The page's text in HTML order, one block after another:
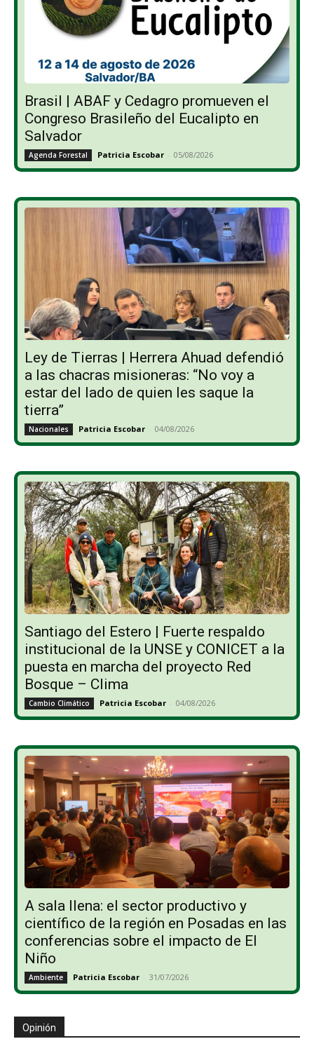
Brasil | ABAF y Cedagro promueven el
Congreso Brasileño del Eucalipto en
Salvador
Agenda Forestal Patricia Escobar - 05/08/2026
Ley de Tierras | Herrera Ahuad defendió
a las chacras misioneras: “No voy a
estar del lado de quien les saque la
tierra”
Nacionales Patricia Escobar - 04/08/2026
Santiago del Estero | Fuerte respaldo
institucional de la UNSE y CONICET a la
puesta en marcha del proyecto Red
Bosque – Clima
Cambio Climático Patricia Escobar - 04/08/2026
A sala llena: el sector productivo y
científico de la región en Posadas en las
conferencias sobre el impacto de El
Niño
Ambiente Patricia Escobar - 31/07/2026
Opinión